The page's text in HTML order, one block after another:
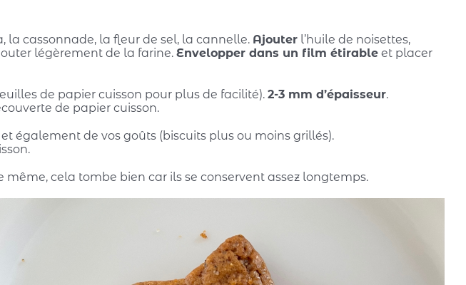
la cassonnade, la fleur de sel, la cannelle. Ajouterl’huile de noisettes,
légèrement de la farine. Envelopper dans un film étirableet placer
de papier cuisson pour plus de facilité). 2-3 mm d’épaisseur.
de papier cuisson.
également de vos goûts (biscuits plus ou moins grillés).
cela tombe bien car ils se conservent assez longtemps.